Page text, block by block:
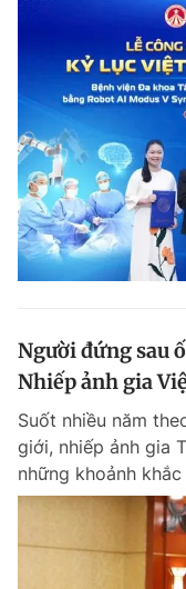
Người đứng sau
Nhiếp ảnh gia
Suốt nhiều năm
giới, nhiếp ảnh gia
những khoảnh